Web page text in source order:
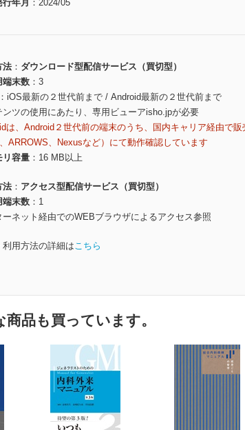
年月
2024/05
法
ダウンロード型配信サービス（買切型）
端末数
3
iOS最新の２世代前まで / Android最新の２世代前まで
ツの使用にあたり、専用ビューアisho.jpが必要
は、Android２世代前の端末のうち、国内キャリア経由で販
ARROWS、Nexusなど）にて動作確認しています
リ容量
16 MB以上
法
アクセス型配信サービス（買切型）
端末数
1
ネット経由でのWEBブラウザによるアクセス参照
用方法の詳細はこちら
品も買っています。